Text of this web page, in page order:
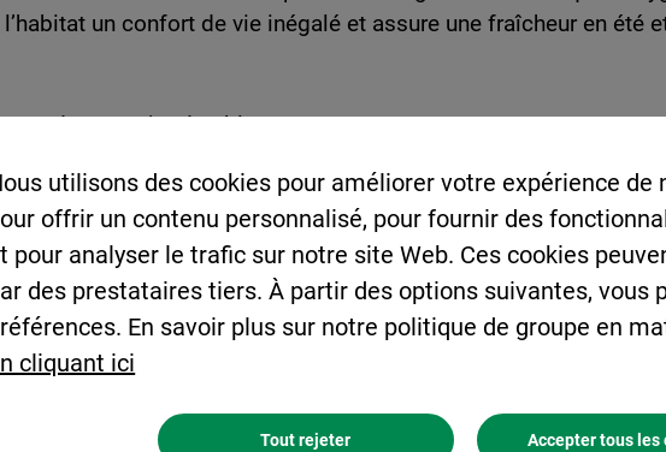
un confort de vie inégalé et assure une fraîcheur en été
de ce projet durable.
utilisons des cookies pour améliorer votre expérience de
offrir un contenu personnalisé, pour fournir des
pour analyser le trafic sur notre site Web. Ces cookies
des prestataires tiers. À partir des options suivantes, vous
En savoir plus sur notre politique de groupe en
cliquant ici
Accepter tous les
Tout rejeter